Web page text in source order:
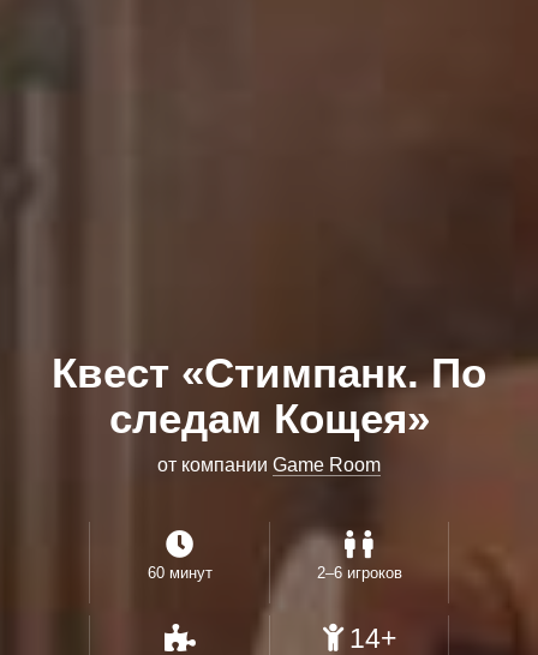
Квест «Стимпанк. По
следам Кощея»
от компании Game Room
60 минут 2–6 игроков
14+